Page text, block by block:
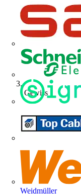
Weidmüller
Gewiss